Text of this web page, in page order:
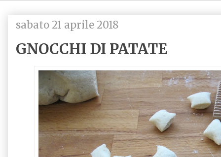
sabato 21 aprile 2018
GNOCCHI DI PATATE